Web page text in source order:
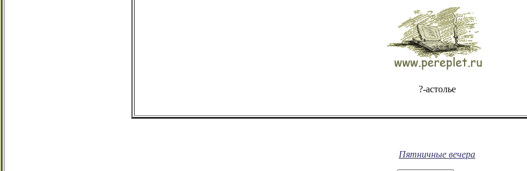
?-астолье
Пятничные вечера